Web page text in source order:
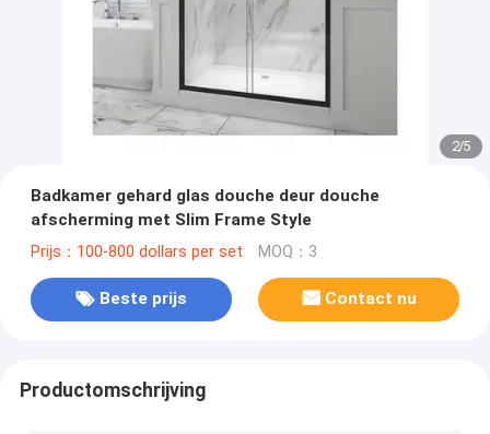
2/5
Badkamer gehard glas douche deur douche
afscherming met Slim Frame Style
Prijs：100-800 dollars per set MOQ：3
Beste prijs Contact nu
Productomschrijving